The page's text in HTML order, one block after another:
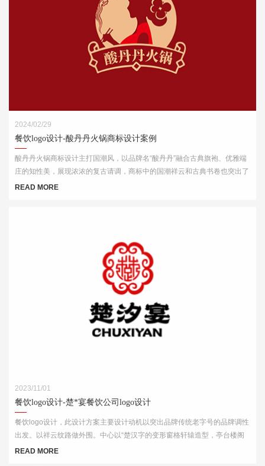
2024/02/29
餐饮logo设计-酸丹丹火锅商标设计案例
酸丹丹火锅商标设计主打国潮风，以品牌名“酸丹丹”融合古典旗袍、优雅端
庄的知性美，展现浓浓的复古请调，商标中的国潮祥云和古典书卷也突出了
中式元素，“祥云”又代表了吉祥，喜庆，幸福，更有人间烟火的气息，象征
READ MORE
2023/11/01
餐饮logo设计-楚*宴餐饮公司logo设计
餐饮logo设计，此设计方案主要设计动机以突出品牌传统老字号的品牌调性
出发。以祥云纹路做外围。中心以“楚汉字的变形窗格轩辕造型，亭台楼阁
酒肆的视觉印象，链接企业的行业特征
READ MORE